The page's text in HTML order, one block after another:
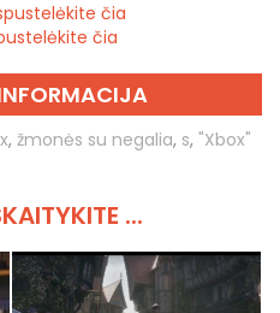
čia
čia
, žmonės su negalia, s, "Xbox"
...